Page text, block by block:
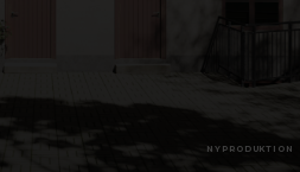
NYPRODUKTION